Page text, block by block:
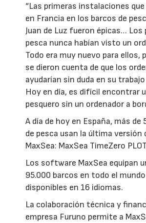
“Las primeras instalaciones
en Francia en los barcos de
Juan de Luz fueron épicas… Los
pesca nunca habían visto un
Todo era muy nuevo para ellos,
se dieron cuenta de que los
ayudarían sin duda en su
Hoy en día, es difícil encontrar
pesquero sin un ordenador a
A día de hoy en España, más de
de pesca usan la última
MaxSea: MaxSea TimeZero
Los software MaxSea equipan
95.000 barcos en todo el
disponibles en 16 idiomas.
La colaboración técnica y
empresa Furuno permite a